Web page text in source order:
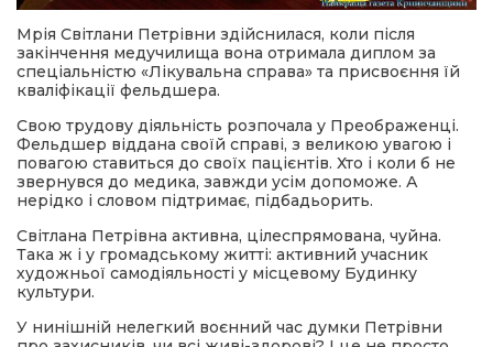
Мрія Світлани Петрівни здійснилася, коли після
закінчення медучилища вона отримала диплом за
спеціальністю «Лікувальна справа» та присвоєння їй
кваліфікації фельдшера.
Свою трудову діяльність розпочала у Преображенці.
Фельдшер віддана своїй справі, з великою увагою і
повагою ставиться до своїх пацієнтів. Хто і коли б не
звернувся до медика, завжди усім допоможе. А
нерідко і словом підтримає, підбадьорить.
Світлана Петрівна активна, цілеспрямована, чуйна.
Така ж і у громадському житті: активний учасник
художньої самодіяльності у місцевому Будинку
культури.
У нинішній нелегкий воєнний час думки Петрівни